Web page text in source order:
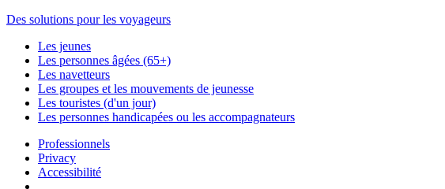
Des solutions pour les voyageurs
Les jeunes
Les personnes âgées (65+)
Les navetteurs
Les groupes et les mouvements de jeunesse
Les touristes (d'un jour)
Les personnes handicapées ou les accompagnateurs
Professionnels
Privacy
Accessibilité